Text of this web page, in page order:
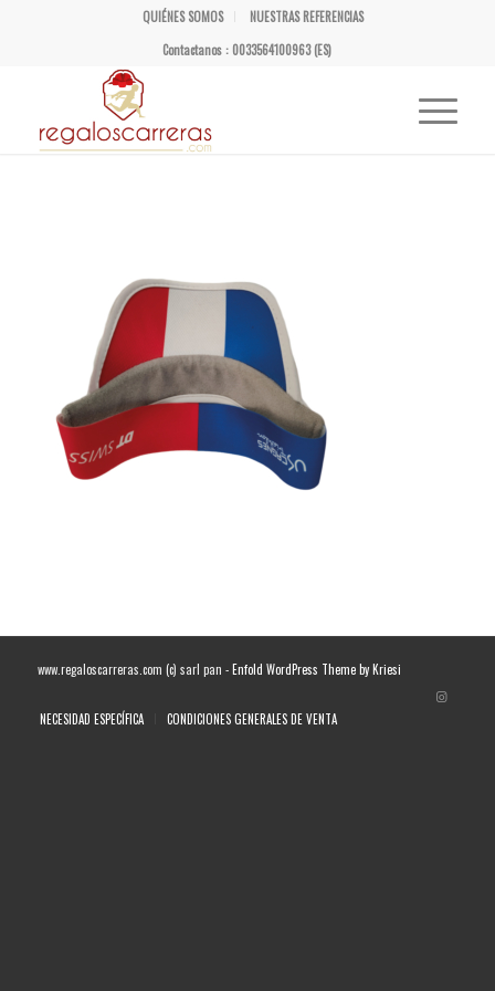
QUIÉNES SOMOS
NUESTRAS REFERENCIAS
Contactanos : 0033564100963 (ES)
www.regaloscarreras.com (c) sarl pan -Enfold WordPress Theme by Kriesi
NECESIDAD ESPECÍFICA CONDICIONES GENERALES DE VENTA